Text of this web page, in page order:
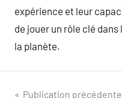
expérience et leur
de jouer un rôle clé
la planète.
Publication précédente